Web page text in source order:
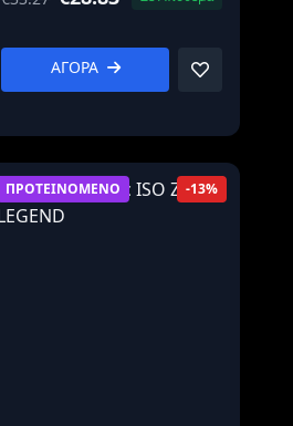
ΑΓΟΡΑ
ΠΡΟΤΕΙΝΟΜΕΝΟ -13%